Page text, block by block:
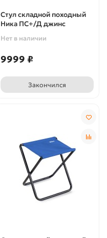
Стул складной походный
Ника ПС+/Д джинс
Нет в наличии
9999 ₽
Закончился